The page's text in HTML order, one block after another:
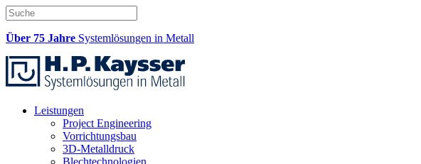
Über 75 Jahre Systemlösungen in Metall
Leistungen
Project Engineering
Vorrichtungsbau
3D-Metalldruck
Blechtechnologien